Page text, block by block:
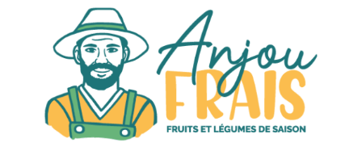
1,20€.